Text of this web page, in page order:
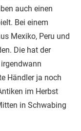
auch einen
Bei einem
Mexiko, Peru und
Die hat der
Händler ja noch
im Herbst
in Schwabing